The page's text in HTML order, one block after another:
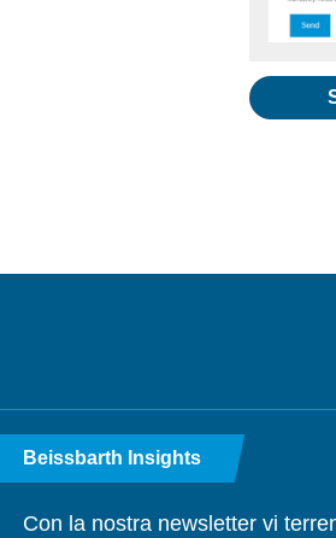
Beissbarth Insights
Con la nostra newsletter vi